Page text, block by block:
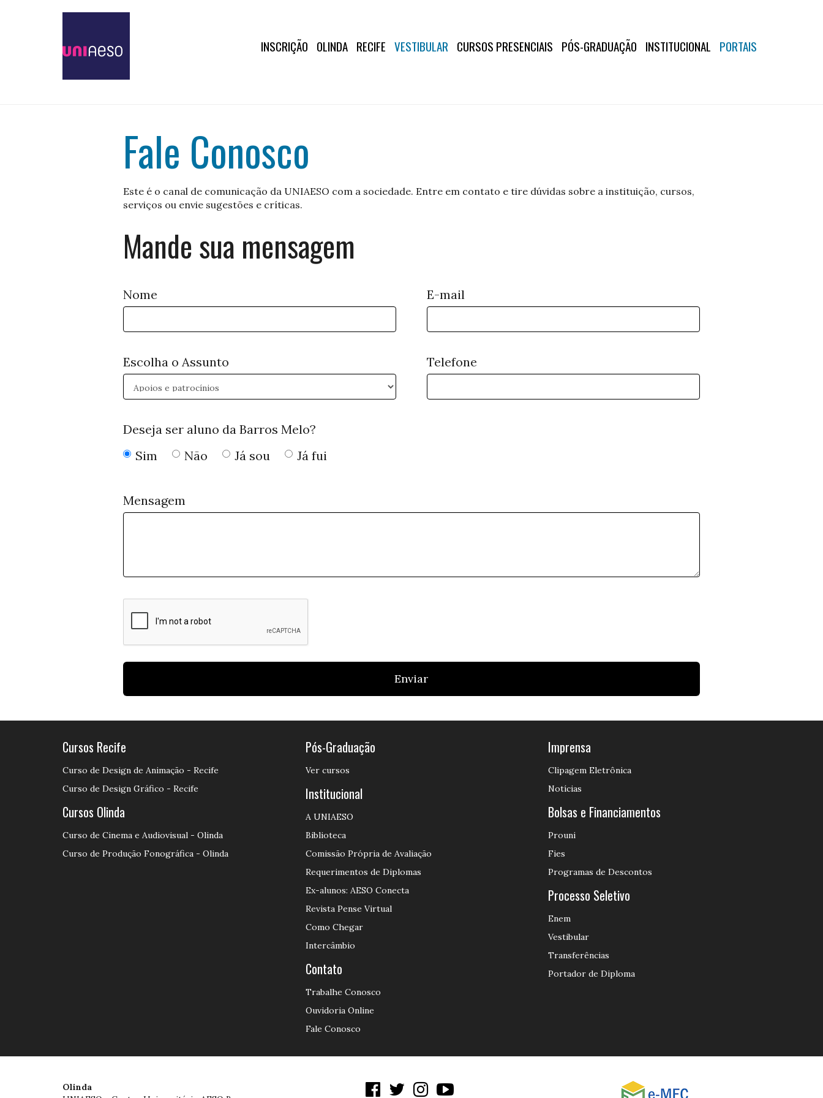
INSCRIÇÃO OLINDA RECIFE VESTIBULAR CURSOS PRESENCIAIS PÓS-GRADUAÇÃO INSTITUCIONAL PORTAIS
Fale Conosco
Este é o canal de comunicação da UNIAESO com a sociedade. Entre em contato e tire dúvidas sobre a instituição, cursos,
serviços ou envie sugestões e críticas.
Mande sua mensagem
Nome E-mail
Escolha o Assunto Telefone
Deseja ser aluno da Barros Melo?
Sim
Não Já sou Já fui
Mensagem
Enviar
Cursos Recife
Curso de Design de Animação - Recife
Curso de Design Gráfico - Recife
Cursos Olinda
Curso de Cinema e Audiovisual - Olinda
Curso de Produção Fonográfica - Olinda
Pós-Graduação
Ver cursos
Institucional
A UNIAESO
Biblioteca
Comissão Própria de Avaliação
Requerimentos de Diplomas
Ex-alunos: AESO Conecta
Revista Pense Virtual
Como Chegar
Intercâmbio
Contato
Trabalhe Conosco
Ouvidoria Online
Fale Conosco
Imprensa
Clipagem Eletrônica
Notícias
Bolsas e Financiamentos
Prouni
Fies
Programas de Descontos
Processo Seletivo
Enem
Vestibular
Transferências
Portador de Diploma
Olinda